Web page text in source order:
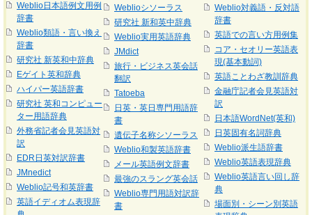
Weblio日本語例文用例
辞書
Weblio類語・言い換え
辞書
研究社 新英和中辞典
Eゲイト英和辞典
ハイパー英語辞書
研究社 英和コンピュー
ター用語辞典
外務省記者会見英語対
訳
EDR日英対訳辞書
JMnedict
Weblio記号和英辞書
英語イディオム表現辞
Weblioシソーラス
研究社 新和英中辞典
Weblio実用英語辞典
JMdict
旅行・ビジネス英会話
翻訳
Tatoeba
日英・英日専門用語辞
書
遺伝子名称シソーラス
Weblio和製英語辞書
メール英語例文辞書
最強のスラング英会話
Weblio専門用語対訳辞
書
Weblio対義語・反対語
辞書
英語での言い方用例集
コア・セオリー英語表
現(基本動詞)
英語ことわざ教訓辞典
金融庁記者会見英語対
訳
日本語WordNet(英和)
日英固有名詞辞典
Weblio派生語辞書
Weblio英語表現辞典
Weblio英語言い回し辞
典
場面別・シーン別英語